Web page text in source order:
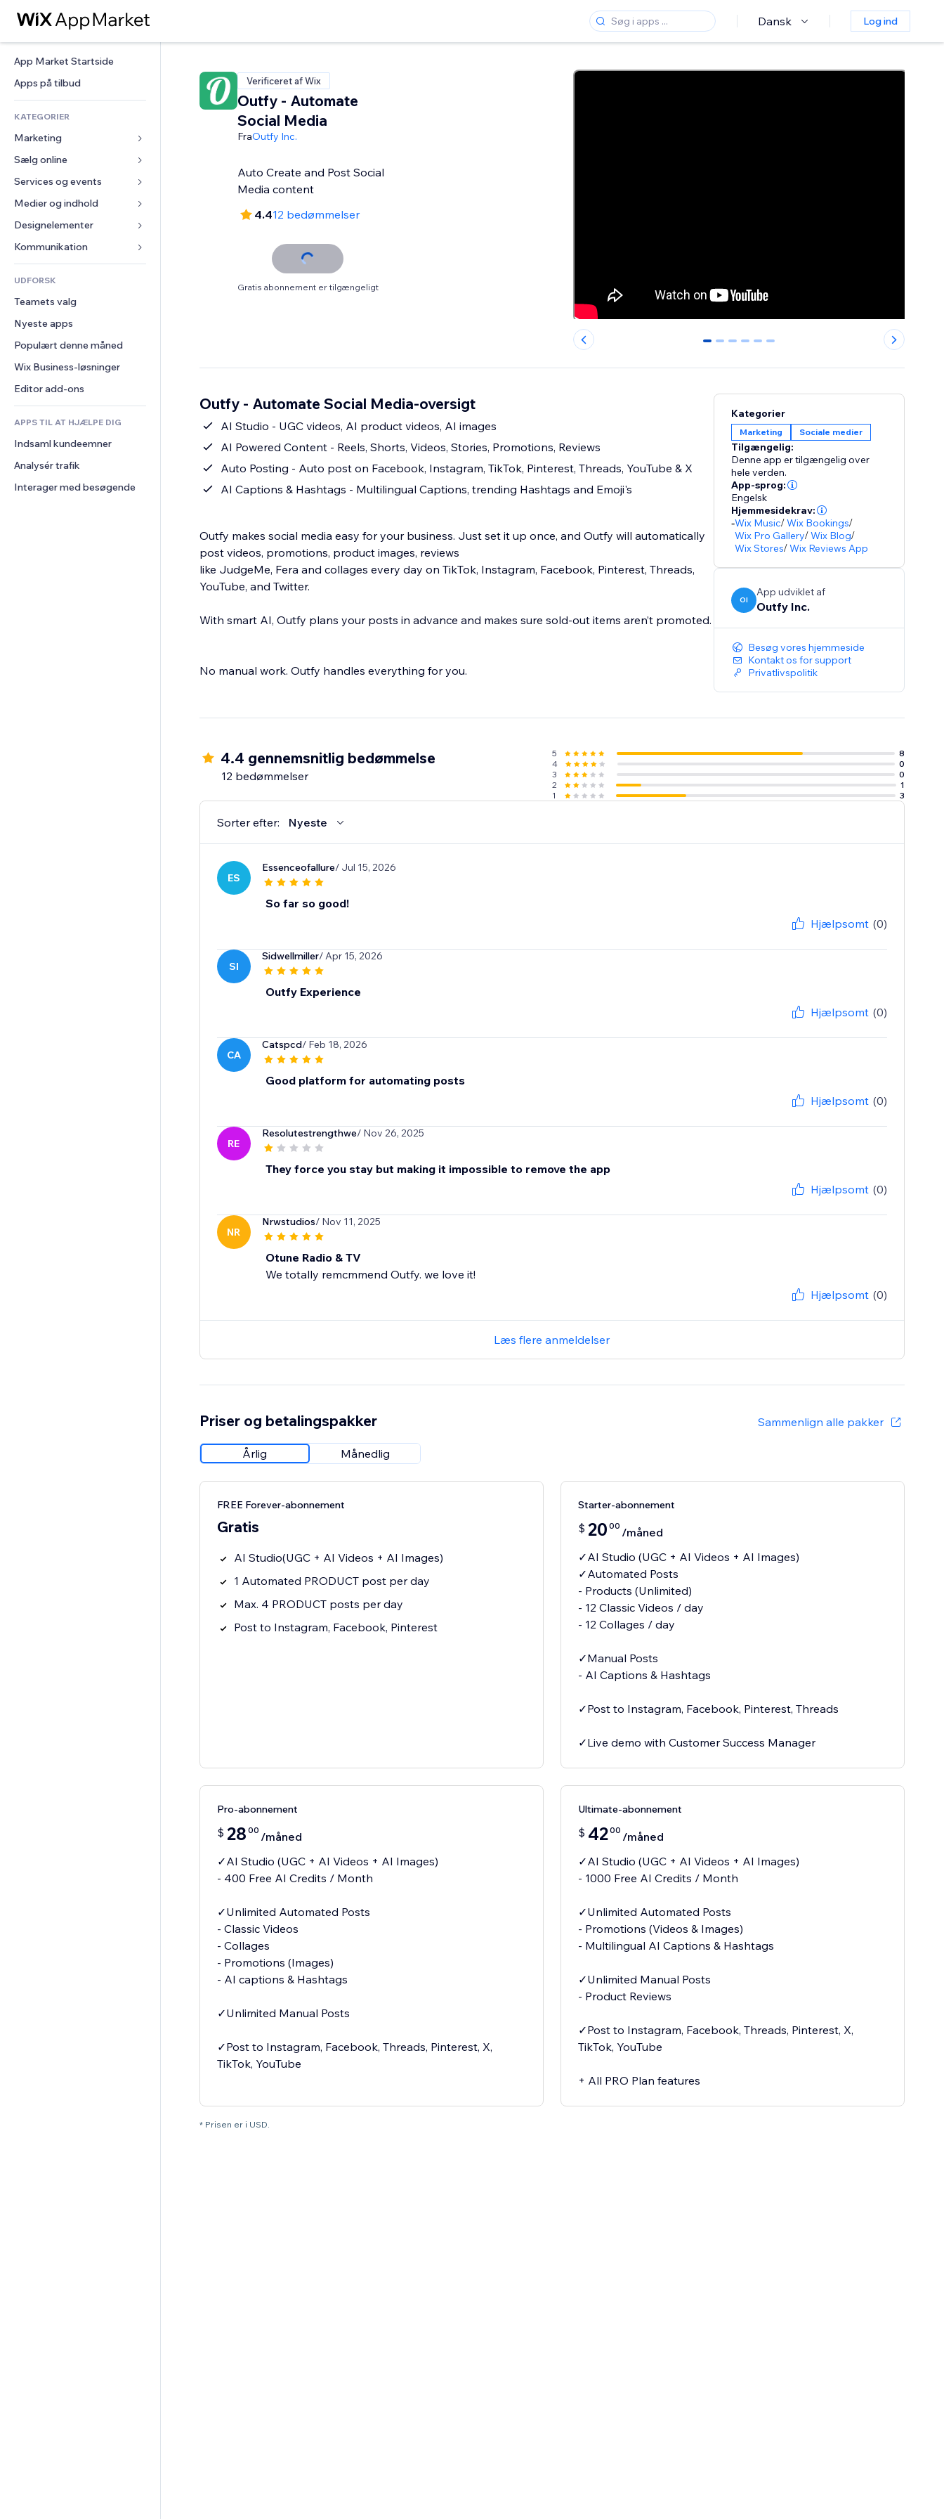
Dansk Log ind
App Market Startside
Apps på tilbud
KATEGORIER
Marketing
Annoncer
Mobil
Statistikker
Hjemmesideregister
E-mail
Sælg online
Apps til Webshops
Forsendelse og levering
Sælg-knapper
Bogføring
Kuponer og loyalitet
Lagerløsninger
Services og events
Hoteller
Events
Restauranter
Ejendomshandel
Bookinger
Medier og indhold
Galleri
Musik
Podcasts
Fotografi
Video
PDF
Fildeling
Nyheder
Designelementer
Kort og Navigation
Privatliv & Sikkerhed
Ur
Sideskabeloner
Billedeffekter
Knapper og menuer
Bannere og badges
Lommeregnere
Søg
Vejr
Diagrammer og tabeller
Formularer
Meningsmålinger
Chat
Kommentarer
Telefon
Fællesskab
Anmeldelser og anbefalinger
CRM
UDFORSK
Teamets valg
Nyeste apps
Populært denne måned
Wix Business-løsninger
Editor add-ons
APPS TIL AT HJÆLPE DIG
Indsaml kundeemner
Analysér trafik
Interager med besøgende
Verificeret af Wix
Outfy - Automate
Social Media
FraOutfy Inc.
Auto Create and Post Social
Media content
4.412 bedømmelser
Gratis abonnement er tilgængeligt
0 1 2 3 4 5
Outfy - Automate Social Media-oversigt
AI Studio - UGC videos, AI product videos, AI images
AI Powered Content - Reels, Shorts, Videos, Stories, Promotions, Reviews
Auto Posting - Auto post on Facebook, Instagram, TikTok, Pinterest, Threads, YouTube & X
AI Captions & Hashtags - Multilingual Captions, trending Hashtags and Emoji's
Outfy makes social media easy for your business. Just set it up once, and Outfy will automatically
post videos, promotions, product images, reviews
like JudgeMe, Fera and collages every day on TikTok, Instagram, Facebook, Pinterest, Threads,
YouTube, and Twitter.
With smart AI, Outfy plans your posts in advance and makes sure sold-out items aren’t promoted.
No manual work. Outfy handles everything for you.
Kategorier
Marketing Sociale medier
Tilgængelig:
Denne app er tilgængelig over
hele verden.
App-sprog:
Engelsk
Hjemmesidekrav:
-Wix Music/Wix Bookings/
Wix Pro Gallery/Wix Blog/
Wix Stores/Wix Reviews App
OI
App udviklet af
Outfy Inc.
Besøg vores hjemmeside
Kontakt os for support
Privatlivspolitik
4.4 gennemsnitlig bedømmelse
12 bedømmelser
5
8
4
0
3
0
2
1
1
3
Sorter efter: Nyeste
ES
Essenceofallure/ Jul 15, 2026
So far so good!
Hjælpsomt (0)
SI
Sidwellmiller/ Apr 15, 2026
Outfy Experience
Hjælpsomt (0)
CA
Catspcd/ Feb 18, 2026
Good platform for automating posts
Hjælpsomt (0)
RE
Resolutestrengthwe/ Nov 26, 2025
They force you stay but making it impossible to remove the app
Hjælpsomt (0)
NR
Nrwstudios/ Nov 11, 2025
Otune Radio & TV
We totally remcmmend Outfy. we love it!
Hjælpsomt (0)
Læs flere anmeldelser
Priser og betalingspakker Sammenlign alle pakker
Årlig Månedlig
FREE Forever-abonnement
Gratis
AI Studio(UGC + AI Videos + AI Images)
1 Automated PRODUCT post per day
Max. 4 PRODUCT posts per day
Post to Instagram, Facebook, Pinterest
Starter-abonnement
$ 20 00 /måned
✓AI Studio (UGC + AI Videos + AI Images)
✓Automated Posts
- Products (Unlimited)
- 12 Classic Videos / day
- 12 Collages / day
✓Manual Posts
- AI Captions & Hashtags
✓Post to Instagram, Facebook, Pinterest, Threads
✓Live demo with Customer Success Manager
Pro-abonnement
$ 28 00 /måned
✓AI Studio (UGC + AI Videos + AI Images)
- 400 Free AI Credits / Month
✓Unlimited Automated Posts
- Classic Videos
- Collages
- Promotions (Images)
- AI captions & Hashtags
✓Unlimited Manual Posts
✓Post to Instagram, Facebook, Threads, Pinterest, X,
TikTok, YouTube
Ultimate-abonnement
$ 4200 /måned
✓AI Studio (UGC + AI Videos + AI Images)
- 1000 Free AI Credits / Month
✓Unlimited Automated Posts
- Promotions (Videos & Images)
- Multilingual AI Captions & Hashtags
✓Unlimited Manual Posts
- Product Reviews
✓Post to Instagram, Facebook, Threads, Pinterest, X,
TikTok, YouTube
+ All PRO Plan features
* Prisen er i USD.